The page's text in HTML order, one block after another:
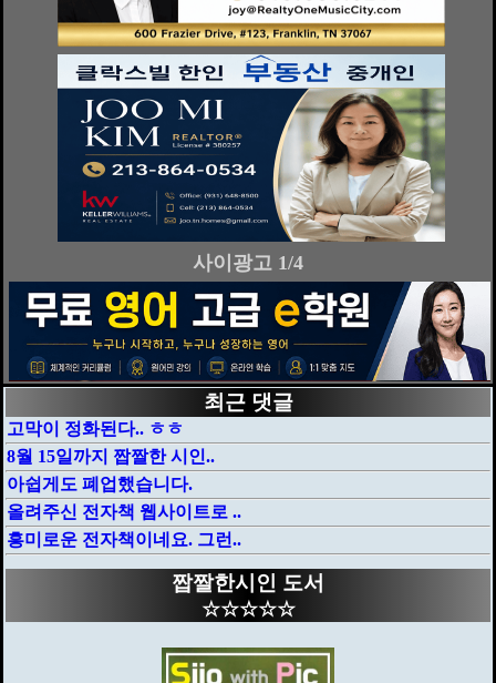
사이광고 2/4
최근 댓글
고막이 정화된다.. ㅎㅎ
8월 15일까지 짭짤한 시인..
아쉽게도 폐업했습니다.
올려주신 전자책 웹사이트로 ..
흥미로운 전자책이네요. 그런..
짭짤한시인 도서
☆☆☆☆☆